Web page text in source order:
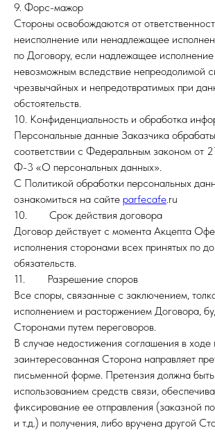
9. Форс-мажор
Стороны освобождаются от
неисполнение или ненадлежащее
по Договору, если надлежащее
невозможным вследствие непреодолимой
чрезвычайных и непредотвратимых при
обстоятельств.
10. Конфиденциальность и обработка
Персональные данные Заказчика
соответствии с Федеральным законом от
Ф-3 «О персональных данных».
С Политикой обработки персональных
ознакомиться на сайте parfecafe.ru
10. Срок действия договора
Договор действует с момента Акцепта
исполнения сторонами всех принятых по
обязательств.
11. Разрешение споров
Все споры, связанные с заключением,
исполнением и расторжением Договора,
Сторонами путем переговоров.
В случае недостижения соглашения в ходе
заинтересованная Сторона направляет
письменной форме. Претензия должна
использованием средств связи,
фиксирование ее отправления (заказной
и т.д.) и получения, либо вручена другой